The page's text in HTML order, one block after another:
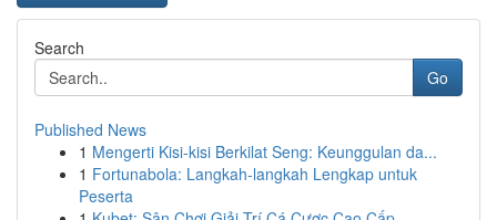
Search
Go
Published News
1 Mengerti Kisi-kisi Berkilat Seng: Keunggulan da...
1 Fortunabola: Langkah-langkah Lengkap untuk
Peserta